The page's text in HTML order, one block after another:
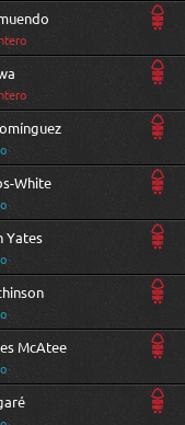
White
Yates
McAtee